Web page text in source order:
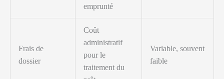
emprunté
Frais de
dossier
Coût
administratif
pour le
traitement du
Variable, souvent
faible